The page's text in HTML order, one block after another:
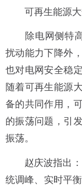
可再生能源大
除电网侧特高
扰动能力下降外
也对电网安全稳
随着可再生能源
备的共同作用，
的振荡问题，引
振荡。
赵庆波指出：“
统调峰、实时平